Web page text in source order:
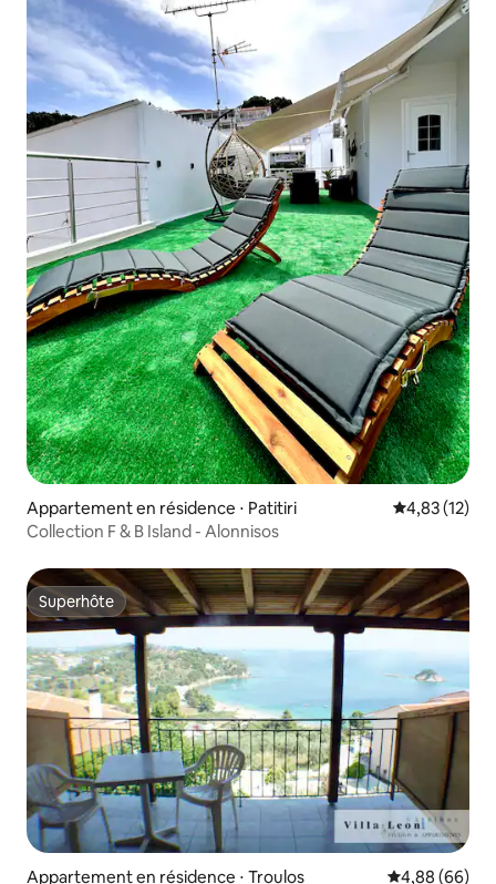
Appartement en résidence ⋅ Patitiri Évaluation
4,83 (12)
Collection F & B Island - Alonnisos
Superhôte
Superhôte
Appartement en résidence ⋅ Troulos Évaluation
4,88 (66)